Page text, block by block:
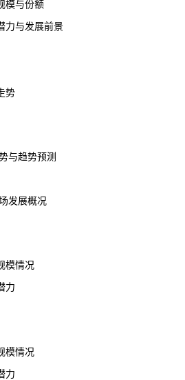
与份额
与发展前景
势
与趋势预测
发展概况
情况
力
情况
力